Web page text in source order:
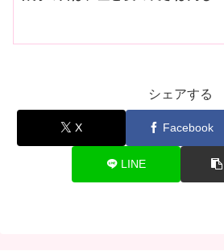
シェアする
X Facebook
LINE